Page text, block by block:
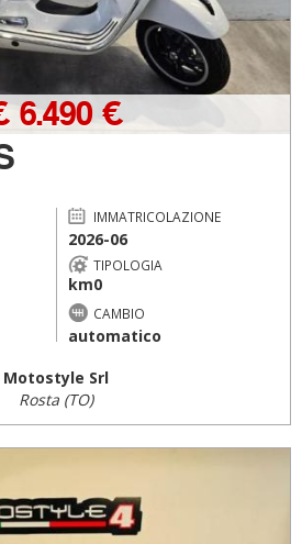
6.490 €
IMMATRICOLAZIONE
2026-06
TIPOLOGIA
km0
CAMBIO
automatico
Motostyle Srl
Rosta (TO)